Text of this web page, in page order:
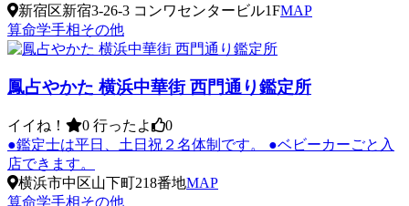
新宿区新宿3-26-3 コンワセンタービル1FMAP
算命学手相その他
鳳占やかた 横浜中華街 西門通り鑑定所
イイね！ 0 行ったよ
0
●鑑定士は平日、土日祝２名体制です。 ●ベビーカーごと入
店できます。
横浜市中区山下町218番地MAP
算命学手相その他